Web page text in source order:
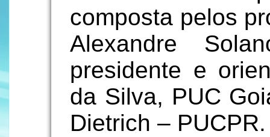
composta pelos
Alexandre
presidente e
da Silva, PUC
Dietrich – PUCPR.